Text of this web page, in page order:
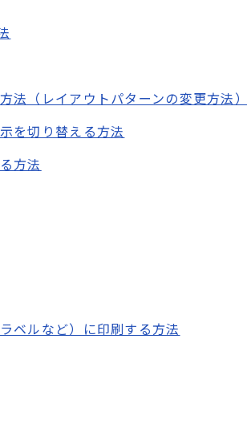
（レイアウトパターンの変更方法）
を切り替える方法
方法
ベルなど）に印刷する方法